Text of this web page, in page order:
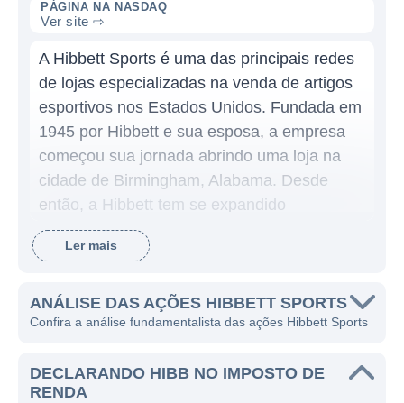
PÁGINA NA NASDAQ
Ver site ⇨
A Hibbett Sports é uma das principais redes
de lojas especializadas na venda de artigos
esportivos nos Estados Unidos. Fundada em
1945 por Hibbett e sua esposa, a empresa
começou sua jornada abrindo uma loja na
cidade de Birmingham, Alabama. Desde
então, a Hibbett tem se expandido
continuamente, focando em oferecer uma
experiência de compras centrada no cliente,
abrangem calçados, roupas e acessórios
esportivos.
A Hibbett Sports se destaca por sua ampla
gama de produtos que atendem tanto a
Ler mais
ANÁLISE DAS AÇÕES HIBBETT SPORTS
Confira a análise fundamentalista das ações Hibbett Sports
DECLARANDO HIBB NO IMPOSTO DE
RENDA